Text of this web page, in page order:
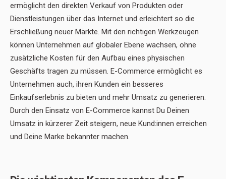
ermöglicht den direkten Verkauf von Produkten oder
Dienstleistungen über das Internet und erleichtert so die
Erschließung neuer Märkte. Mit den richtigen Werkzeugen
können Unternehmen auf globaler Ebene wachsen, ohne
zusätzliche Kosten für den Aufbau eines physischen
Geschäfts tragen zu müssen. E-Commerce ermöglicht es
Unternehmen auch, ihren Kunden ein besseres
Einkaufserlebnis zu bieten und mehr Umsatz zu generieren.
Durch den Einsatz von E-Commerce kannst Du Deinen
Umsatz in kürzerer Zeit steigern, neue Kund:innen erreichen
und Deine Marke bekannter machen.